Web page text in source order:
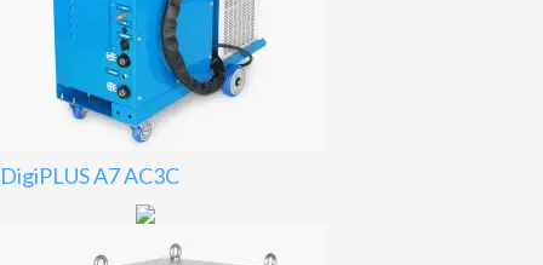
DigiPLUS A7 AC3C